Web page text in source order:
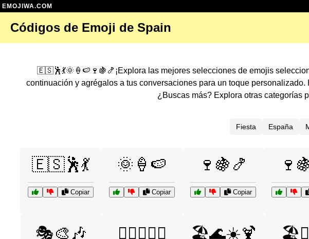
EMOJIWA.COM
Códigos de Emoji de Spain
🇪🇸🕺💃🌞🍦🍉🍷🍇🍤¡Explora las mejores selecciones de emojis
continuación y agrégalos a tus conversaciones para un toque
¿Buscas más? Explora otras categorías
Fiesta España
🇪🇸🕺💃
Copiar
🌞🍦🍉
Copiar
🍷🍇🍤
Copiar
🎭🎨🎶 🏄‍♀️🏄‍♂️🌊 🏖️🌊☀️🍹